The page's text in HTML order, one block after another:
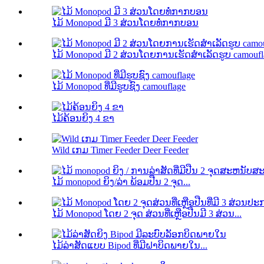
ໄມ້ Monopod ມີ 3 ສ່ວນໂດຍທໍ່ກາກບອນ
ໄມ້ Monopod ມີ 2 ສ່ວນໂດຍການເຮັດສໍາເລັດຮູບ
ໄມ້ Monopod ທີ່ມີຮູບຊົງ camouflage
ໄມ້ຄ້ອນຍິງ 4 ຂາ
Wild ເກມ Timer Feeder Deer Feeder
ໄມ້ monopod ຍິງ/ລ່າ ພ້ອມປືນ 2 ຈຸດ...
ໄມ້ Monopod ໂດຍ 2 ຈຸດ ສ່ວນທີ່ເຫຼືອປືນມີ 3 ສ່ວນ...
ໄມ້ລ່າສັດແບບ Bipod ທີ່ມີຝາບິດພາຍໃນ...